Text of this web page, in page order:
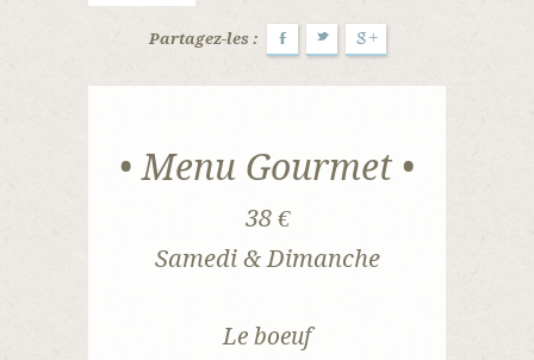
Partagez-les : F t g+
• Menu Gourmet •
38 €
Samedi & Dimanche
Le boeuf